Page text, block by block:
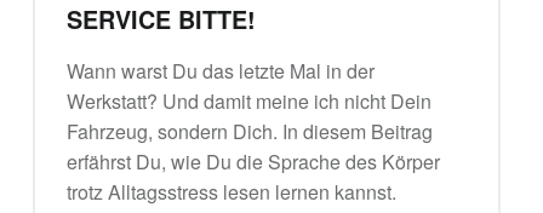
SERVICE BITTE!
Wann warst Du das letzte Mal in der
Werkstatt? Und damit meine ich nicht Dein
Fahrzeug, sondern Dich. In diesem Beitrag
erfährst Du, wie Du die Sprache des Körper
trotz Alltagsstress lesen lernen kannst.